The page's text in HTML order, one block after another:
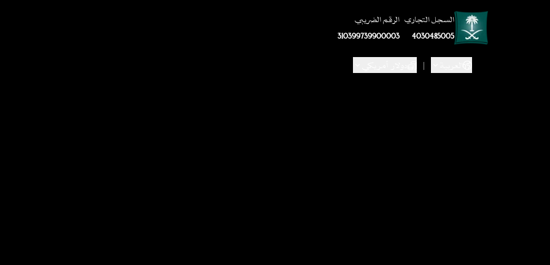
السجل التجاري
4030485005
الرقم الضريبي
310399739900003
|